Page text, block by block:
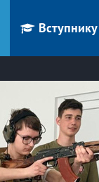
Вступнику